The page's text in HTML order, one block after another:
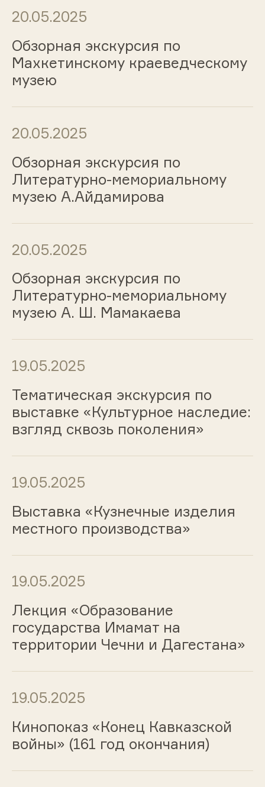
20.05.2025
Обзорная экскурсия по
Махкетинскому краеведческому
музею
20.05.2025
Обзорная экскурсия по
Литературно-мемориальному
музею А.Айдамирова
20.05.2025
Обзорная экскурсия по
Литературно-мемориальному
музею А. Ш. Мамакаева
19.05.2025
Тематическая экскурсия по
выставке «Культурное наследие:
взгляд сквозь поколения»
19.05.2025
Выставка «Кузнечные изделия
местного производства»
19.05.2025
Лекция «Образование
государства Имамат на
территории Чечни и Дагестана»
19.05.2025
Кинопоказ «Конец Кавказской
войны» (161 год окончания)